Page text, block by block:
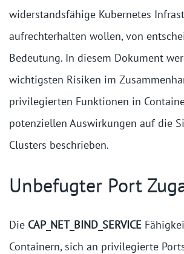
widerstandsfähige Kubernetes
aufrechterhalten wollen, von
Bedeutung. In diesem Dokument
wichtigsten Risiken im
privilegierten Funktionen in
potenziellen Auswirkungen auf die
Clusters beschrieben.
Unbefugter Port
Die CAP_NET_BIND_SERVICE
Containern, sich an privilegierte